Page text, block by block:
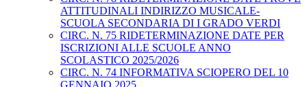
ATTITUDINALI INDIRIZZO MUSICALE-
SCUOLA SECONDARIA DI I GRADO VERDI
CIRC. N. 75 RIDETERMINAZIONE DATE PER
ISCRIZIONI ALLE SCUOLE ANNO
SCOLASTICO 2025/2026
CIRC. N. 74 INFORMATIVA SCIOPERO DEL 10